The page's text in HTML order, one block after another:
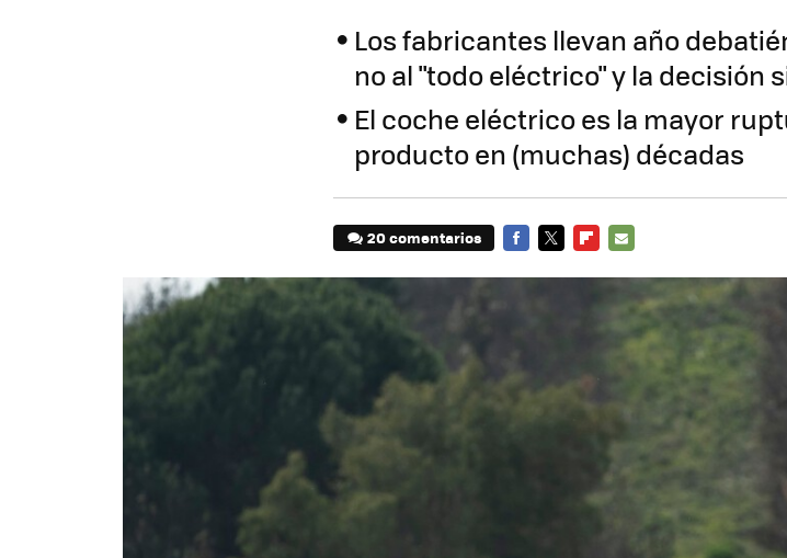
Los fabricantes llevan año
no al "todo eléctrico" y la decisión
El coche eléctrico es la mayor
producto en (muchas) décadas
20 comentarios